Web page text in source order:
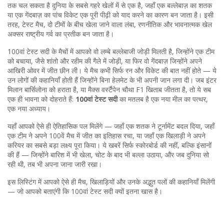
तक चल सकता है दुनिया के सबसे गहरे खेलों में से एक है, जहाँ एक बल्लेबाज़ का शतक
या एक गेंदबाज़ का पांच विकेट एक पूरी पीढ़ी को याद करने का कारण बन जाता है। इसी
तरह, टेस्ट मैच, दो टीमों के बीच खेला जाने वाला लंबा, रणनीतिक और भावनात्मक खेल
अक्सर राष्ट्रीय गर्व का प्रतीक बन जाता है।
100वां टेस्ट सदी के मैचों में आपको वो लम्बे बल्लेबाजी जोड़ी मिलती है, जिन्होंने एक टीम
को बचाया, जैसे शांतो और रहीम की गैले में जोड़ी, या फिर वो गेंदबाज़ जिन्होंने अपने
आखिरी ओवर में जीत छीन ली। ये मैच कभी सिर्फ रन और विकेट की बात नहीं होते — ये
उन लोगों की कहानियाँ होती हैं जिन्होंने बिना हेलमेट के भी अपनी जान लगा दी। जब इंटर
मिलान बार्सिलोना को हराता है, या मैक्स वर्स्टैपेन चौथा F1 खिताब जीतता है, तो ये सब
एक ही भावना को दोहराते हैं: 100वां टेस्ट सदीका मतलब है एक नया मील का पत्थर,
एक नया अध्याय।
यहाँ आपको ऐसे ही ऐतिहासिक पल मिलेंगे — जहाँ एक शतक ने टूर्नामेंट बदल दिया, जहाँ
एक टीम ने अपने 100वें मैच में जीत का इतिहास रचा, या जहाँ एक खिलाड़ी ने अपने
करियर का सबसे बड़ा लक्ष्य पूरा किया। ये खबरें सिर्फ स्कोरबोर्ड की नहीं, बल्कि इंसानों
की हैं — जिन्होंने बारिश में भी खेला, चोट के बाद भी बल्ला उठाया, और जब दुनिया सो
रही थी, तब भी अपना जाना जारी रखा।
इस लिस्टिंग में आपको ऐसे ही मैच, खिलाड़ियों और उनके अद्भुत पलों की कहानियाँ मिलेंगी
— जो आपको बताएंगी कि 100वां टेस्ट सदी क्यों इतना खास है।